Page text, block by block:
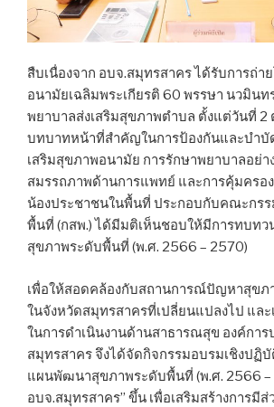
สืบเนื่องจาก อบจ.สมุทรสาคร ได้รับการถ่า
อนามัยเฉลิมพระเกียรติ 60 พรรษา นวมินท
พยาบาลส่งเสริมสุขภาพตำบล ตั้งแต่วันที่ 2
บทบาทหน้าที่สำคัญในการป้องกันและบำบั
เสริมสุขภาพอนามัย การรักษาพยาบาลอย่า
สมรรถภาพด้านการแพทย์ และการคุ้มครอ
น้องประชาชนในพื้นที่ ประกอบกับคณะกร
พื้นที่ (กสพ.) ได้มีมติเห็นชอบให้มีการทบท
สุขภาพระดับพื้นที่ (พ.ศ. 2566 – 2570)
เพื่อให้สอดคล้องกับสถานการณ์ปัญหาสุขภ
ในจังหวัดสมุทรสาครที่เปลี่ยนแปลงไป แล
ในการดำเนินงานด้านสาธารณสุข องค์การ
สมุทรสาคร จึงได้จัดกิจกรรมอบรมเชิงปฏิ
แผนพัฒนาสุขภาพระดับพื้นที่ (พ.ศ. 2566 –
อบจ.สมุทรสาคร” ขึ้น เพื่อเสริมสร้างการมี